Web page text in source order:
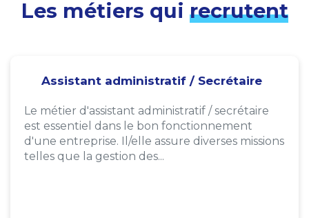
Les métiers qui recrutent
Assistant administratif / Secrétaire
Le métier d'assistant administratif / secrétaire
est essentiel dans le bon fonctionnement
d'une entreprise. Il/elle assure diverses missions
telles que la gestion des...